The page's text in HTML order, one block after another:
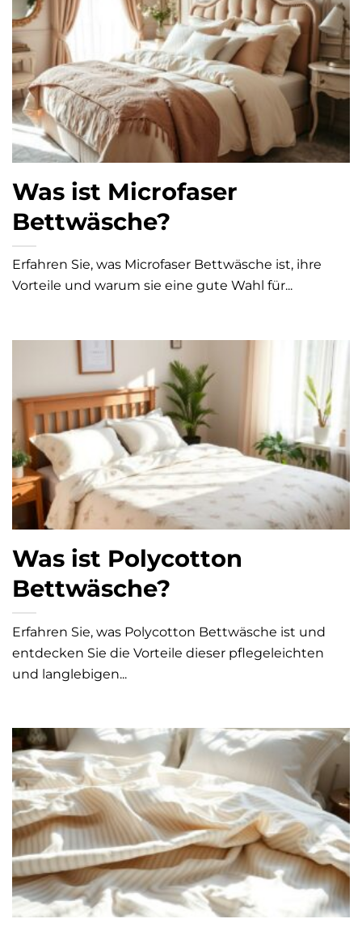
Was ist Microfaser
Bettwäsche?
Erfahren Sie, was Microfaser Bettwäsche ist, ihre
Vorteile und warum sie eine gute Wahl für...
Was ist Polycotton
Bettwäsche?
Erfahren Sie, was Polycotton Bettwäsche ist und
entdecken Sie die Vorteile dieser pflegeleichten
und langlebigen...